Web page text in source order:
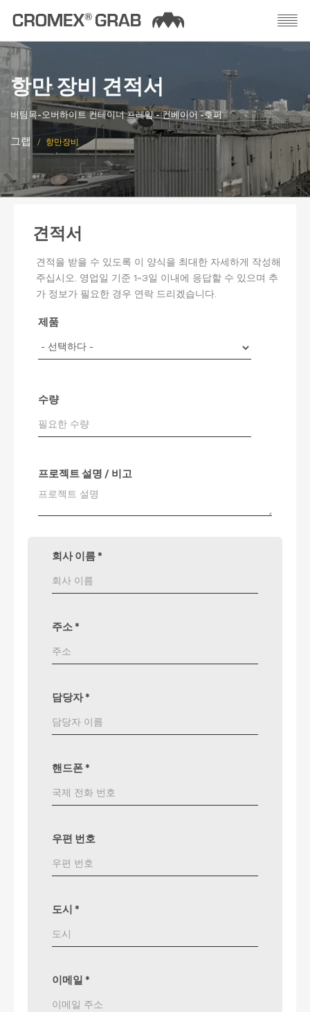
항만 장비 견적서
버팀목-오버하이트 컨테이너 프레임 - 컨베이어 -호퍼
그랩 항만장비
견적서
견적을 받을 수 있도록 이 양식을 최대한 자세하게 작성해
주십시오. 영업일 기준 1~3일 이내에 응답할 수 있으며 추
가 정보가 필요한 경우 연락 드리겠습니다.
제품
수량
프로젝트 설명 / 비고
회사 이름 *
주소 *
담당자 *
핸드폰 *
우편 번호
도시 *
이메일 *